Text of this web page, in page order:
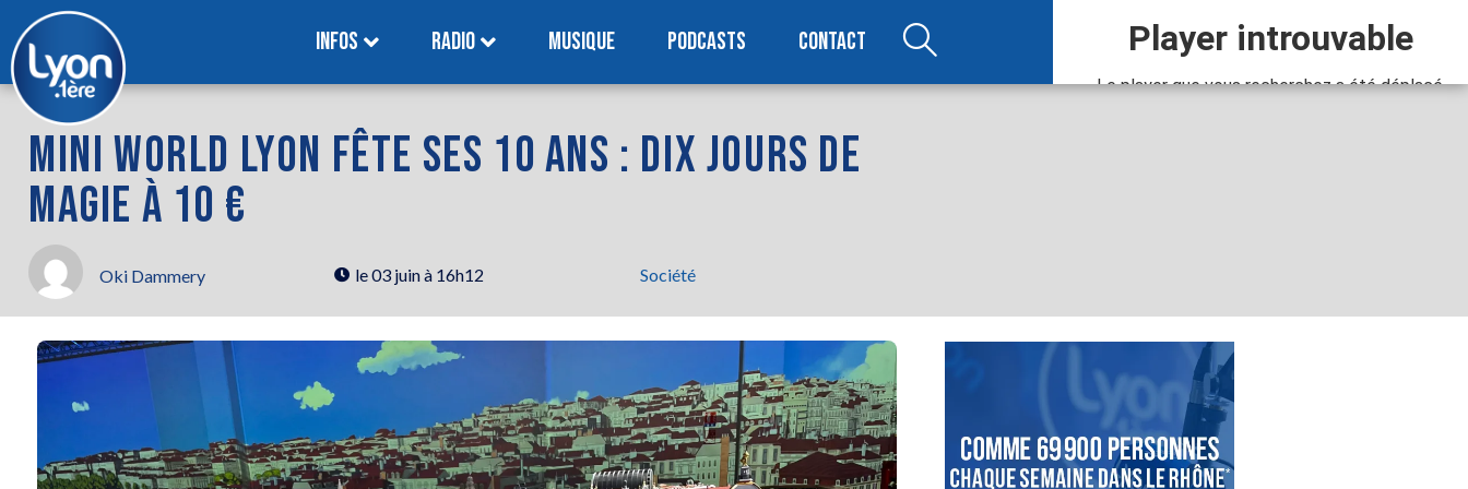
INFOS RADIO MUSIQUE PODCASTS CONTACT
MINI WORLD LYON FÊTE SES 10 ANS : DIX JOURS DE
MAGIE À 10 €
Oki Dammery le03 juin à 16h12 Société